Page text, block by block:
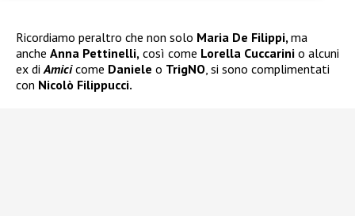
Ricordiamo peraltro che non solo Maria De Filippi,ma
anche Anna Pettinelli, così come Lorella Cuccarini o alcuni
ex diAmicicome Daniele o TrigNO, si sono complimentati
con Nicolò Filippucci.